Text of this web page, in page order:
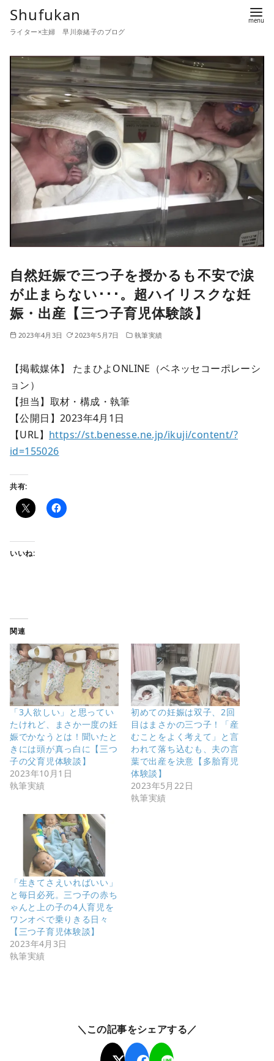
Shufukan
ライター×主婦 早川奈緒子のブログ
自然妊娠で三つ子を授かるも不安で涙
が止まらない･･･。超ハイリスクな妊
娠・出産【三つ子育児体験談】
2023年4月3日 2023年5月7日 執筆実績
【掲載媒体】 たまひよONLINE（ベネッセコーポレーシ
ョン）
【担当】取材・構成・執筆
【公開日】2023年4月1日
【URL】 https://st.benesse.ne.jp/ikuji/content/?
id=155026
共有:
いいね:
関連
「3人欲しい」と思ってい
たけれど、まさか一度の妊
娠でかなうとは！聞いたと
きには頭が真っ白に【三つ
子の父育児体験談】
2023年10月1日
執筆実績
初めての妊娠は双子、2回
目はまさかの三つ子！「産
むことをよく考えて」と言
われて落ち込むも、夫の言
葉で出産を決意【多胎育児
体験談】
2023年5月22日
執筆実績
「生きてさえいればいい」
と毎日必死。三つ子の赤ち
ゃんと上の子の4人育児を
ワンオペで乗りきる日々
【三つ子育児体験談】
2023年4月3日
執筆実績
＼この記事をシェアする／